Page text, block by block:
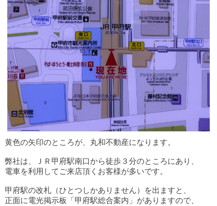
黄色の矢印のところが、丸和不動産になります。
弊社は、ＪＲ甲府駅南口から徒歩３分のところにあり、
電車を利用してご来店頂くお客様が多いです。
甲府駅の改札（ひとつしかありません）を出ますと、
正面に電光掲示板「甲府駅総合案内」がありますので、